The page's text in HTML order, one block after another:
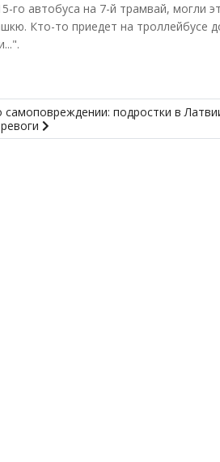
го автобуса на 7-й трамвай, могли
Кто-то приедет на троллейбусе
подростки в